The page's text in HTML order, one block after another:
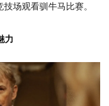
场观看驯牛马比赛。
力